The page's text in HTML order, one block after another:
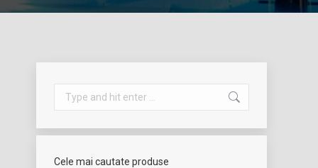
Search:
Cele mai cautate produse